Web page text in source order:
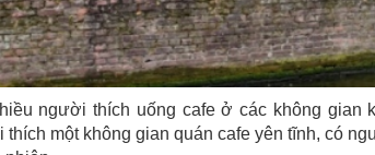
người thích uống cafe ở các không gian
thích một không gian quán cafe yên tĩnh, có